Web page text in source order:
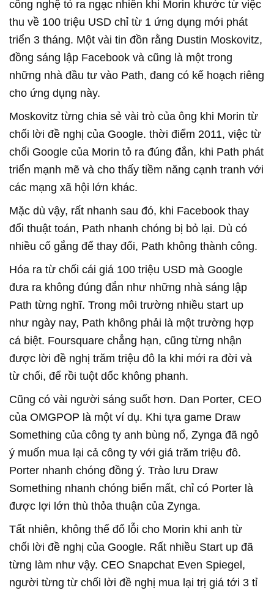
công nghệ tỏ ra ngạc nhiên khi Morin khước từ việc
thu về 100 triệu USD chỉ từ 1 ứng dụng mới phát
triển 3 tháng. Một vài tin đồn rằng Dustin Moskovitz,
đồng sáng lập Facebook và cũng là một trong
những nhà đầu tư vào Path, đang có kế hoạch riêng
cho ứng dụng này.
Moskovitz từng chia sẻ vài trò của ông khi Morin từ
chối lời đề nghị của Google. thời điểm 2011, việc từ
chối Google của Morin tỏ ra đúng đắn, khi Path phát
triển mạnh mẽ và cho thấy tiềm năng cạnh tranh với
các mạng xã hội lớn khác.
Mặc dù vậy, rất nhanh sau đó, khi Facebook thay
đổi thuật toán, Path nhanh chóng bị bỏ lại. Dù có
nhiều cố gắng để thay đổi, Path không thành công.
Hóa ra từ chối cái giá 100 triệu USD mà Google
đưa ra không đúng đắn như những nhà sáng lập
Path từng nghĩ. Trong môi trường nhiều start up
như ngày nay, Path không phải là một trường hợp
cá biệt. Foursquare chẳng hạn, cũng từng nhận
được lời đề nghị trăm triệu đô la khi mới ra đời và
từ chối, để rồi tuột dốc không phanh.
Cũng có vài người sáng suốt hơn. Dan Porter, CEO
của OMGPOP là một ví dụ. Khi tựa game Draw
Something của công ty anh bùng nổ, Zynga đã ngỏ
ý muốn mua lại cả công ty với giá trăm triệu đô.
Porter nhanh chóng đồng ý. Trào lưu Draw
Something nhanh chóng biến mất, chỉ có Porter là
được lợi lớn thù thỏa thuận của Zynga.
Tất nhiên, không thể đổ lỗi cho Morin khi anh từ
chối lời đề nghị của Google. Rất nhiều Start up đã
từng làm như vậy. CEO Snapchat Even Spiegel,
người từng từ chối lời đề nghị mua lại trị giá tới 3 tỉ